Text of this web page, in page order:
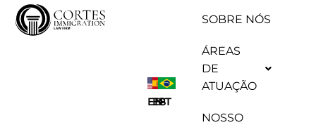
Pular
SOBRE NÓS
ÁREAS
DE
ATUAÇÃO
NOSSO
EN
ESPT